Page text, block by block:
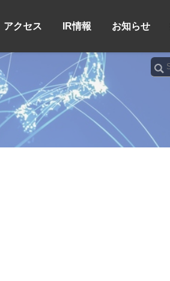
アクセス IR情報 お知らせ